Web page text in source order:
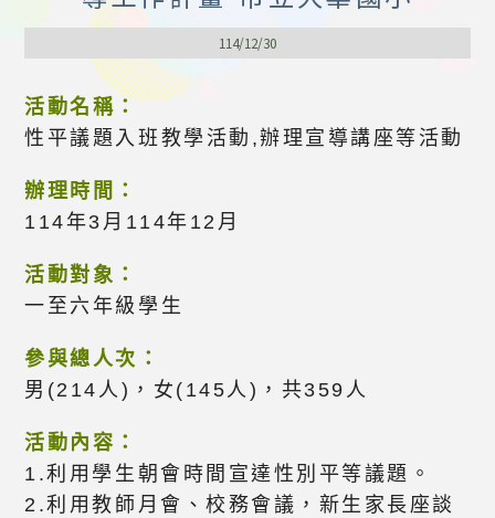
114/12/30
活動名稱：
性平議題入班教學活動,辦理宣導講座等活動
辦理時間：
114年3月114年12月
活動對象：
一至六年級學生
參與總人次：
男(214人)，女(145人)，共359人
活動內容：
1.利用學生朝會時間宣達性別平等議題。
2.利用教師月會、校務會議，新生家長座談